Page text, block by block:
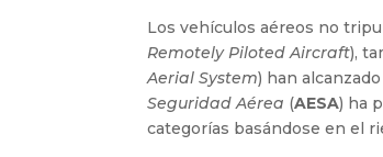
Los vehículos aéreos no
Remotely Piloted Aircraft),
Aerial System) han
Seguridad Aérea (AESA) ha
categorías basándose en el